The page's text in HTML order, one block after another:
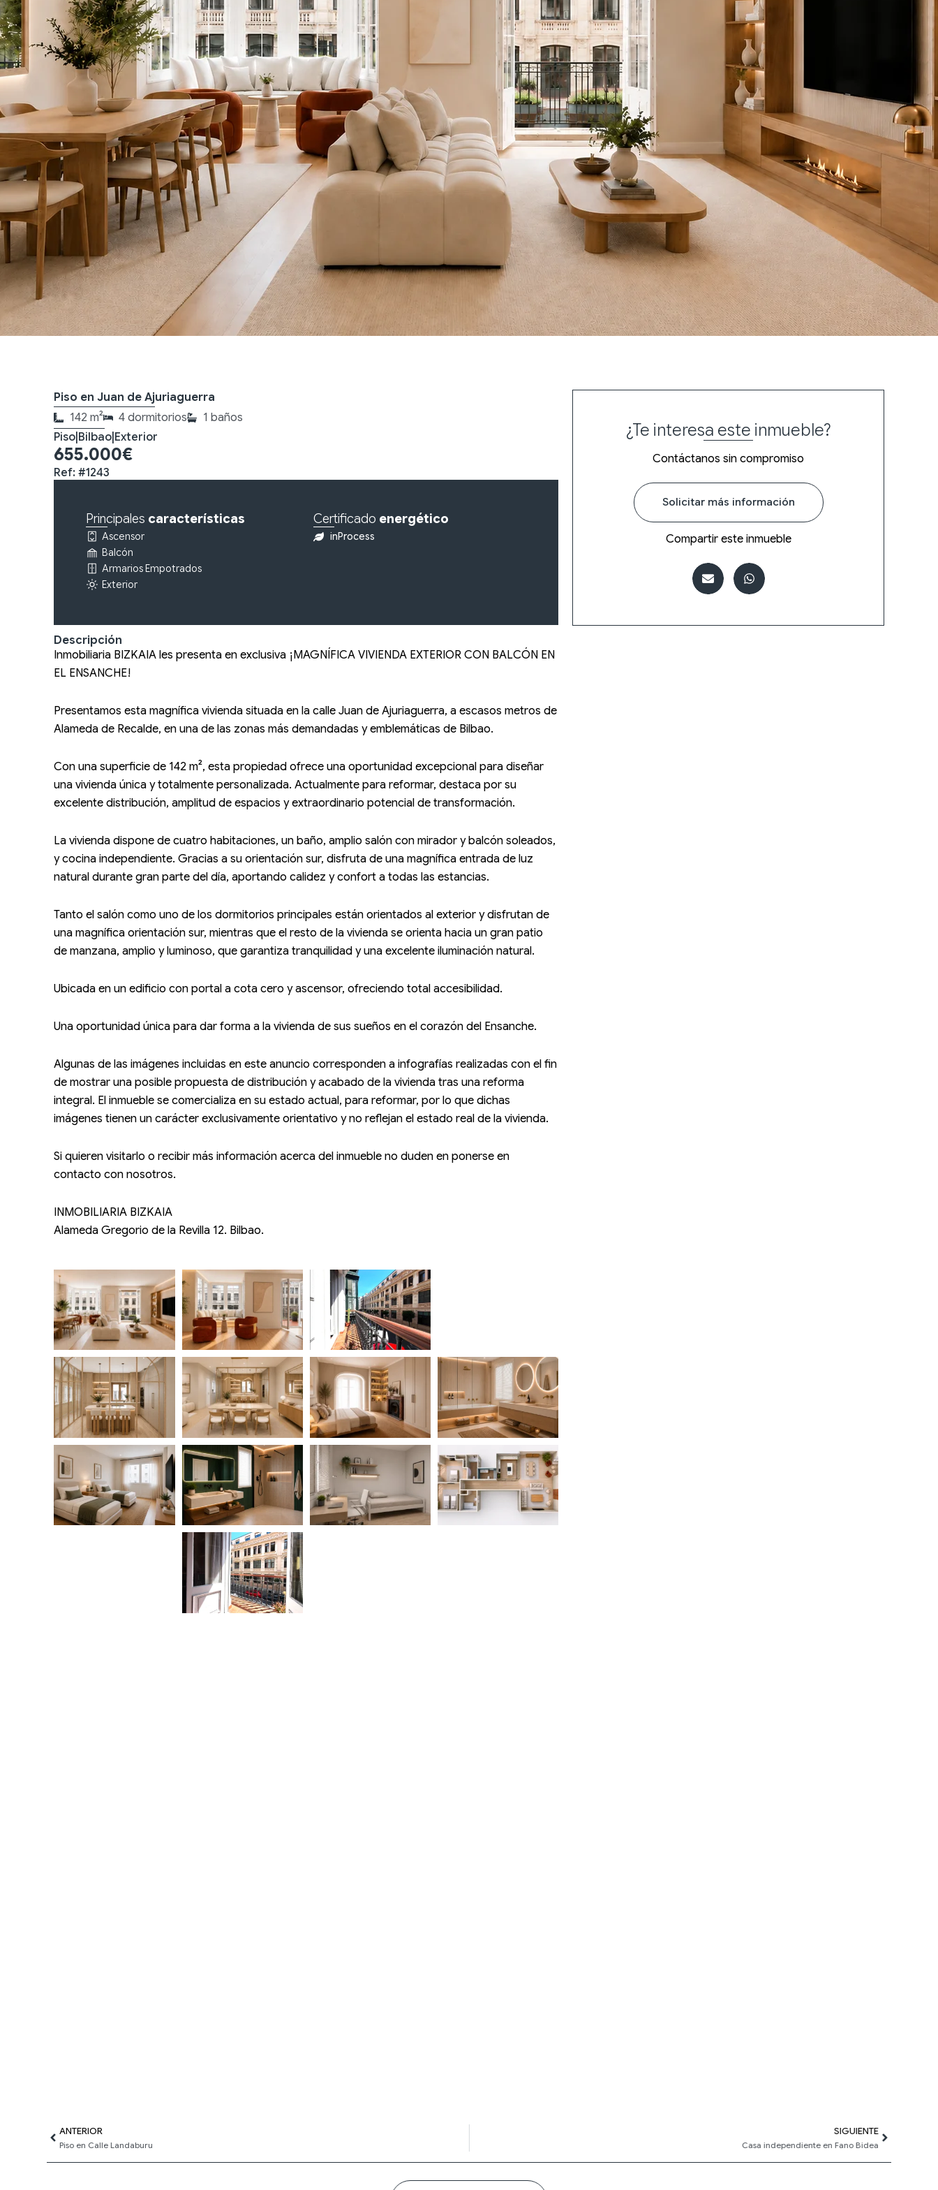
Piso en Juan de Ajuriaguerra
142 m²
4 dormitorios
1 baños
Piso Bilbao Exterior
655.000€
Ref: #1243
Principales características
Ascensor
Balcón
Armarios Empotrados
Exterior
Certificado energético
inProcess
Descripción
Inmobiliaria BIZKAIA les presenta en exclusiva ¡MAGNÍFICA VIVIENDA EXTERIOR CON BALCÓN EN
EL ENSANCHE!
Presentamos esta magnífica vivienda situada en la calle Juan de Ajuriaguerra, a escasos metros de
Alameda de Recalde, en una de las zonas más demandadas y emblemáticas de Bilbao.
Con una superficie de 142 m², esta propiedad ofrece una oportunidad excepcional para diseñar
una vivienda única y totalmente personalizada. Actualmente para reformar, destaca por su
excelente distribución, amplitud de espacios y extraordinario potencial de transformación.
La vivienda dispone de cuatro habitaciones, un baño, amplio salón con mirador y balcón soleados,
y cocina independiente. Gracias a su orientación sur, disfruta de una magnífica entrada de luz
natural durante gran parte del día, aportando calidez y confort a todas las estancias.
Tanto el salón como uno de los dormitorios principales están orientados al exterior y disfrutan de
una magnífica orientación sur, mientras que el resto de la vivienda se orienta hacia un gran patio
de manzana, amplio y luminoso, que garantiza tranquilidad y una excelente iluminación natural.
Ubicada en un edificio con portal a cota cero y ascensor, ofreciendo total accesibilidad.
Una oportunidad única para dar forma a la vivienda de sus sueños en el corazón del Ensanche.
Algunas de las imágenes incluidas en este anuncio corresponden a infografías realizadas con el fin
de mostrar una posible propuesta de distribución y acabado de la vivienda tras una reforma
integral. El inmueble se comercializa en su estado actual, para reformar, por lo que dichas
imágenes tienen un carácter exclusivamente orientativo y no reflejan el estado real de la vivienda.
Si quieren visitarlo o recibir más información acerca del inmueble no duden en ponerse en
contacto con nosotros.
INMOBILIARIA BIZKAIA
Alameda Gregorio de la Revilla 12. Bilbao.
¿Te interesa este inmueble?
Contáctanos sin compromiso
Solicitar más información
Compartir este inmueble
AntANTERIOR
Piso en Calle Landaburu
SIGUIENTE
Casa independiente en Fano Bidea
Siguiente